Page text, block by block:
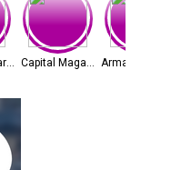
Capital MagazineArmazém Paraíba